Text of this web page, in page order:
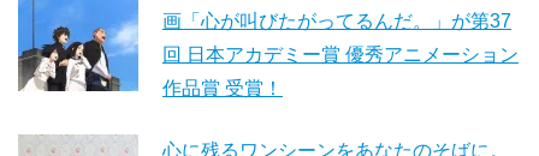
画「心が叫びたがってるんだ。」が第37
回 日本アカデミー賞 優秀アニメーション
作品賞 受賞！
心に残るワンシーンをあなたのそばに。